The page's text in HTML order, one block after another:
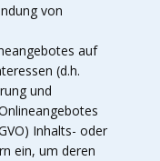
von
auf
(d.h.
und
Inhalts- oder
ein, um deren